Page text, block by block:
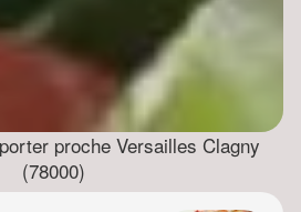
proche Versailles Clagny
(78000)